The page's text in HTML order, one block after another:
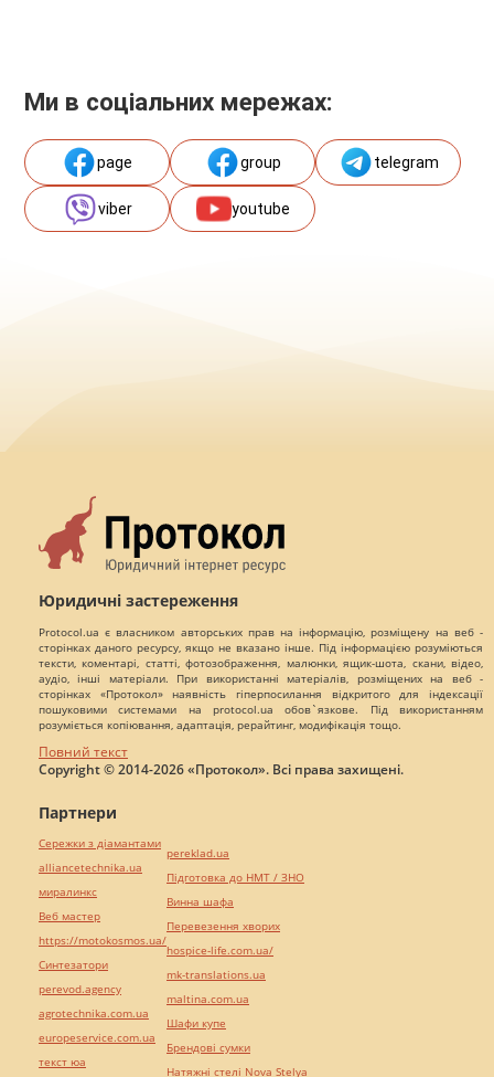
Ми в соціальних мережах:
page group telegram
viber youtube
Юридичні застереження
Protocol.ua є власником авторських прав на інформацію, розміщену на веб -
сторінках даного ресурсу, якщо не вказано інше. Під інформацією розуміються
тексти, коментарі, статті, фотозображення, малюнки, ящик-шота, скани, відео,
аудіо, інші матеріали. При використанні матеріалів, розміщених на веб -
сторінках «Протокол» наявність гіперпосилання відкритого для індексації
пошуковими системами на protocol.ua обов`язкове. Під використанням
розуміється копіювання, адаптація, рерайтинг, модифікація тощо.
Повний текст
Copyright © 2014-2026 «Протокол». Всі права захищені.
Партнери
Сережки з діамантами
alliancetechnika.ua
миралинкс
Веб мастер
https://motokosmos.ua/
Синтезатори
perevod.agency
agrotechnika.com.ua
europeservice.com.ua
текст юа
pereklad.ua
Підготовка до НМТ / ЗНО
Винна шафа
Перевезення хворих
hospice-life.com.ua/
mk-translations.ua
maltina.com.ua
Шафи купе
Брендові сумки
Натяжні стелі Nova Stelya